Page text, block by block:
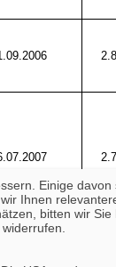
Einige davon
Ihnen
bitten wir